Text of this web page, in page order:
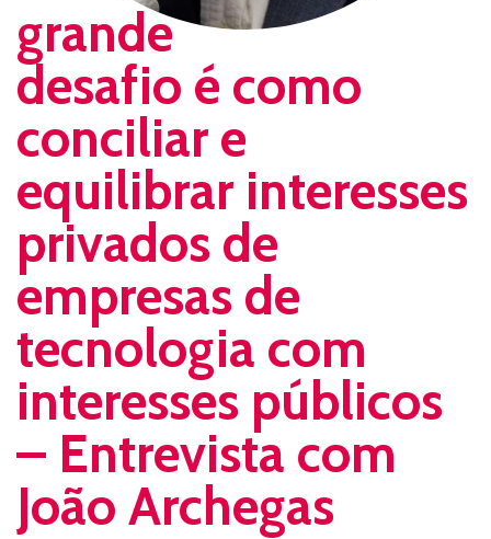
grande
desafio é como
conciliar e
equilibrar interesses
privados de
empresas de
tecnologia com
interesses públicos
– Entrevista com
João Archegas